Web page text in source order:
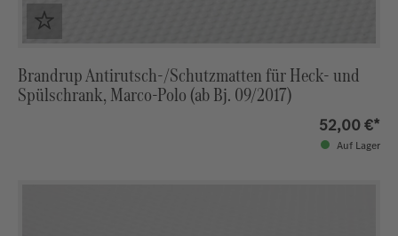
Brandrup Antirutsch-/Schutzmatten für Heck- und
Spülschrank, Marco-Polo (ab Bj. 09/2017)
52,00 €*
Auf Lager